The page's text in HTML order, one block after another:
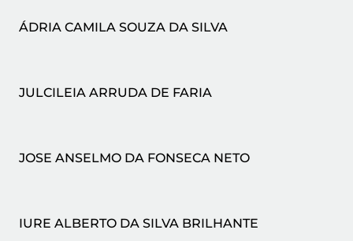
ÁDRIA CAMILA SOUZA DA SILVA
JULCILEIA ARRUDA DE FARIA
JOSE ANSELMO DA FONSECA NETO
IURE ALBERTO DA SILVA BRILHANTE